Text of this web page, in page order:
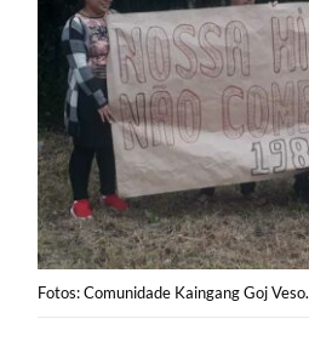
Fotos: Comunidade Kaingang Goj Veso.